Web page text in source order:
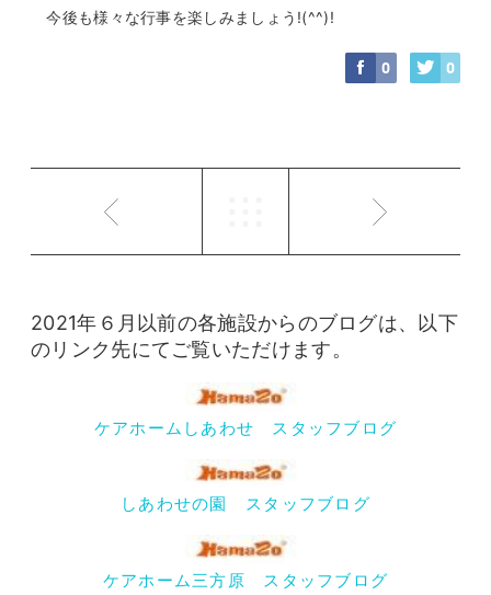
今後も様々な行事を楽しみましょう!(^^)!
0 0
2021年６月以前の各施設からのブログは、以下
のリンク先にてご覧いただけます。
ケアホームしあわせ スタッフブログ
しあわせの園 スタッフブログ
ケアホーム三方原 スタッフブログ